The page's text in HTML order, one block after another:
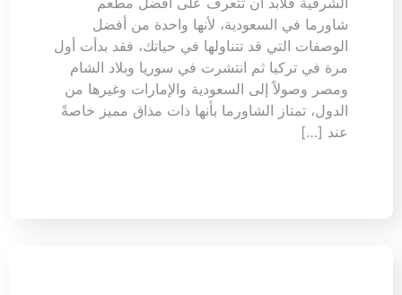
شاورما في السعودية، لأنها واحدة من أفضل
الوصفات التي قد تتناولها في حياتك، فقد بدأت أول
مرة في تركيا ثم انتشرت في سوريا وبلاد الشام
ومصر وصولاً إلى السعودية والإمارات وغيرها من
الدول، تمتاز الشاورما بأنها ذات مذاق مميز خاصةً
عند […]